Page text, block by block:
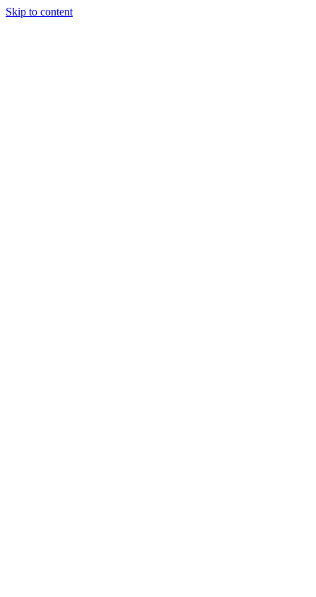
Skip to content